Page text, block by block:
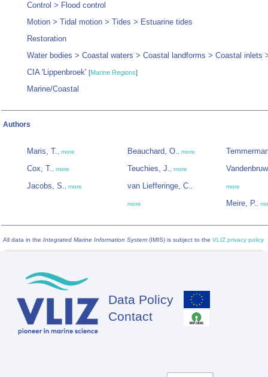
Control > Flood control
Motion > Tidal motion > Tides > Estuarine tides
Restoration
Water bodies > Coastal waters > Coastal landforms > Coastal inlets
CIA 'Lippenbroek' [Marine Regions]
Marine/Coastal
Authors
Maris, T., more
Cox, T., more
Jacobs, S., more
Beauchard, O., more
Teuchies, J., more
van Liefferinge, C.,
more
more
Meire, P.,
All data in the Integrated Marine Information System (IMIS) is subject to the VLIZ privacy policy
Footer
Data Policy
Contact